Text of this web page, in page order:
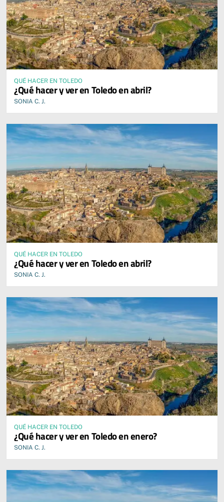
QUÉ HACER EN TOLEDO
¿Qué hacer y ver en Toledo en abril?
SONIA C. J.
QUÉ HACER EN TOLEDO
¿Qué hacer y ver en Toledo en abril?
SONIA C. J.
QUÉ HACER EN TOLEDO
¿Qué hacer y ver en Toledo en enero?
SONIA C. J.